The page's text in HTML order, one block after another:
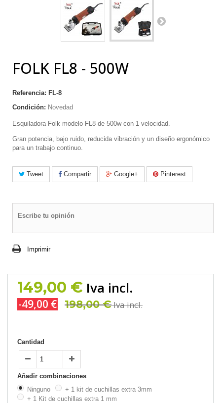
FOLK FL8 - 500W
Referencia: FL-8
Condición: Novedad
Esquiladora Folk modelo FL8 de 500w con 1 velocidad.
Gran potencia, bajo ruido, reducida vibración y un diseño ergonómico
para un trabajo continuo.
Tweet Compartir Google+ Pinterest
Escribe tu opinión
Imprimir
149,00 € Iva incl.
-49,00 € 198,00 €Iva incl.
Cantidad
Añadir combinaciones
Ninguno
+ 1 kit de cuchillas extra 3mm
+ 1 Kit de cuchillas extra 1 mm